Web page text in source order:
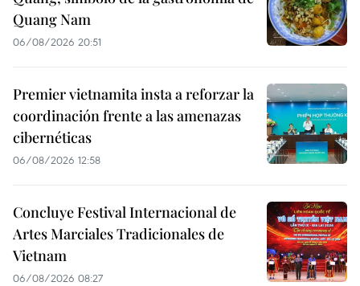
Quang Nam
06/08/2026 20:51
Premier vietnamita insta a reforzar la
coordinación frente a las amenazas
cibernéticas
06/08/2026 12:58
Concluye Festival Internacional de
Artes Marciales Tradicionales de
Vietnam
06/08/2026 08:27